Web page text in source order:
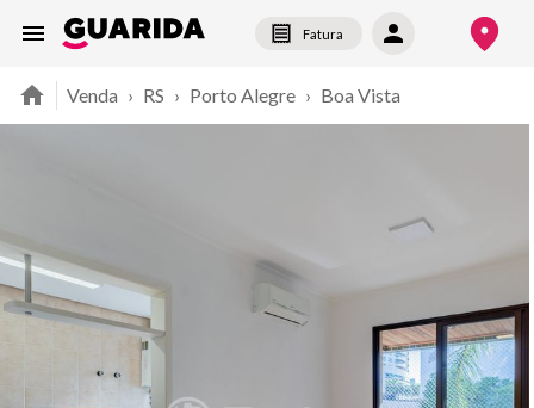
Fatura
Venda › RS › Porto Alegre › Boa Vista